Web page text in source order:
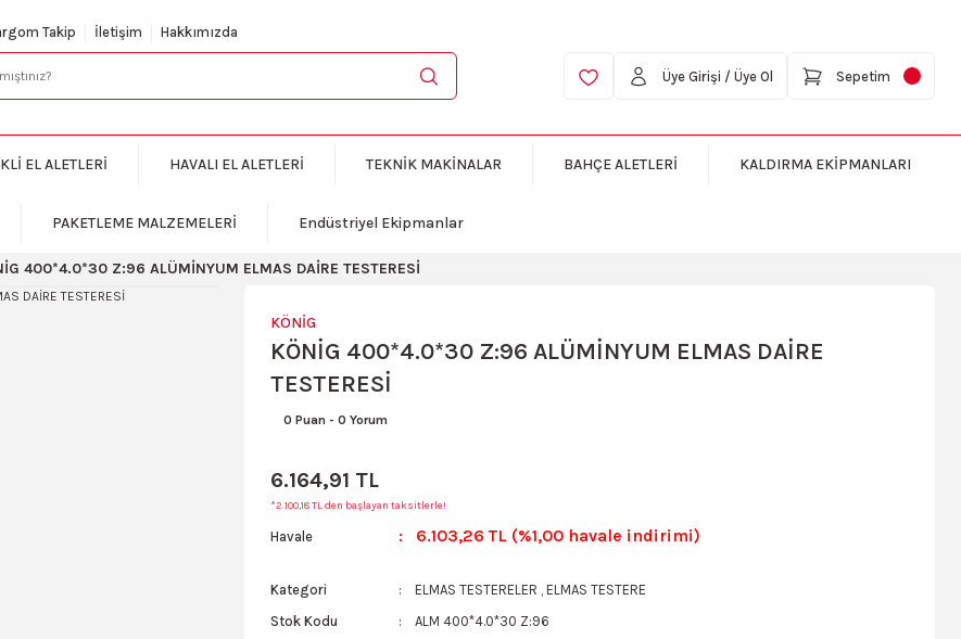
Takip İletişim Hakkımızda
Üye Girişi / Üye Ol Sepetim
EL ALETLERİ HAVALI EL ALETLERİ TEKNİK MAKİNALAR BAHÇE ALETLERİ KALDIRMA EKİPMANLARI
PAKETLEME MALZEMELERİ Endüstriyel Ekipmanlar
400*4.0*30 Z:96 ALÜMİNYUM ELMAS DAİRE TESTERESİ
KÖNİG
KÖNİG 400*4.0*30 Z:96 ALÜMİNYUM ELMAS DAİRE
TESTERESİ
0 Puan - 0 Yorum
6.164,91 TL
*2.100,18 TL den başlayan taksitlerle!
Havale 6.103,26 TL (%1,00 havale indirimi)
Kategori ELMAS TESTERELER , ELMAS TESTERE
Stok Kodu
ALM 400*4.0*30 Z:96